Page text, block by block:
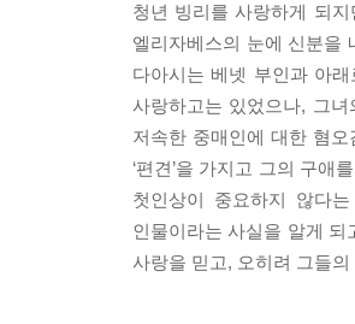
청년 빙리를 사랑하게 되
엘리자베스의 눈에 신분을
다아시는 베넷 부인과 아
사랑하고는 있었으나, 그
저속한 중매인에 대한 혐
‘편견’을 가지고 그의 구
첫인상이 중요하지 않다
인물이라는 사실을 알게 되
사랑을 믿고, 오히려 그들